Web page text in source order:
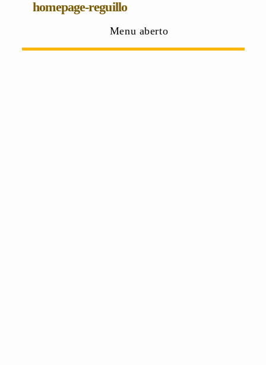
homepage-reguillo
Menu aberto